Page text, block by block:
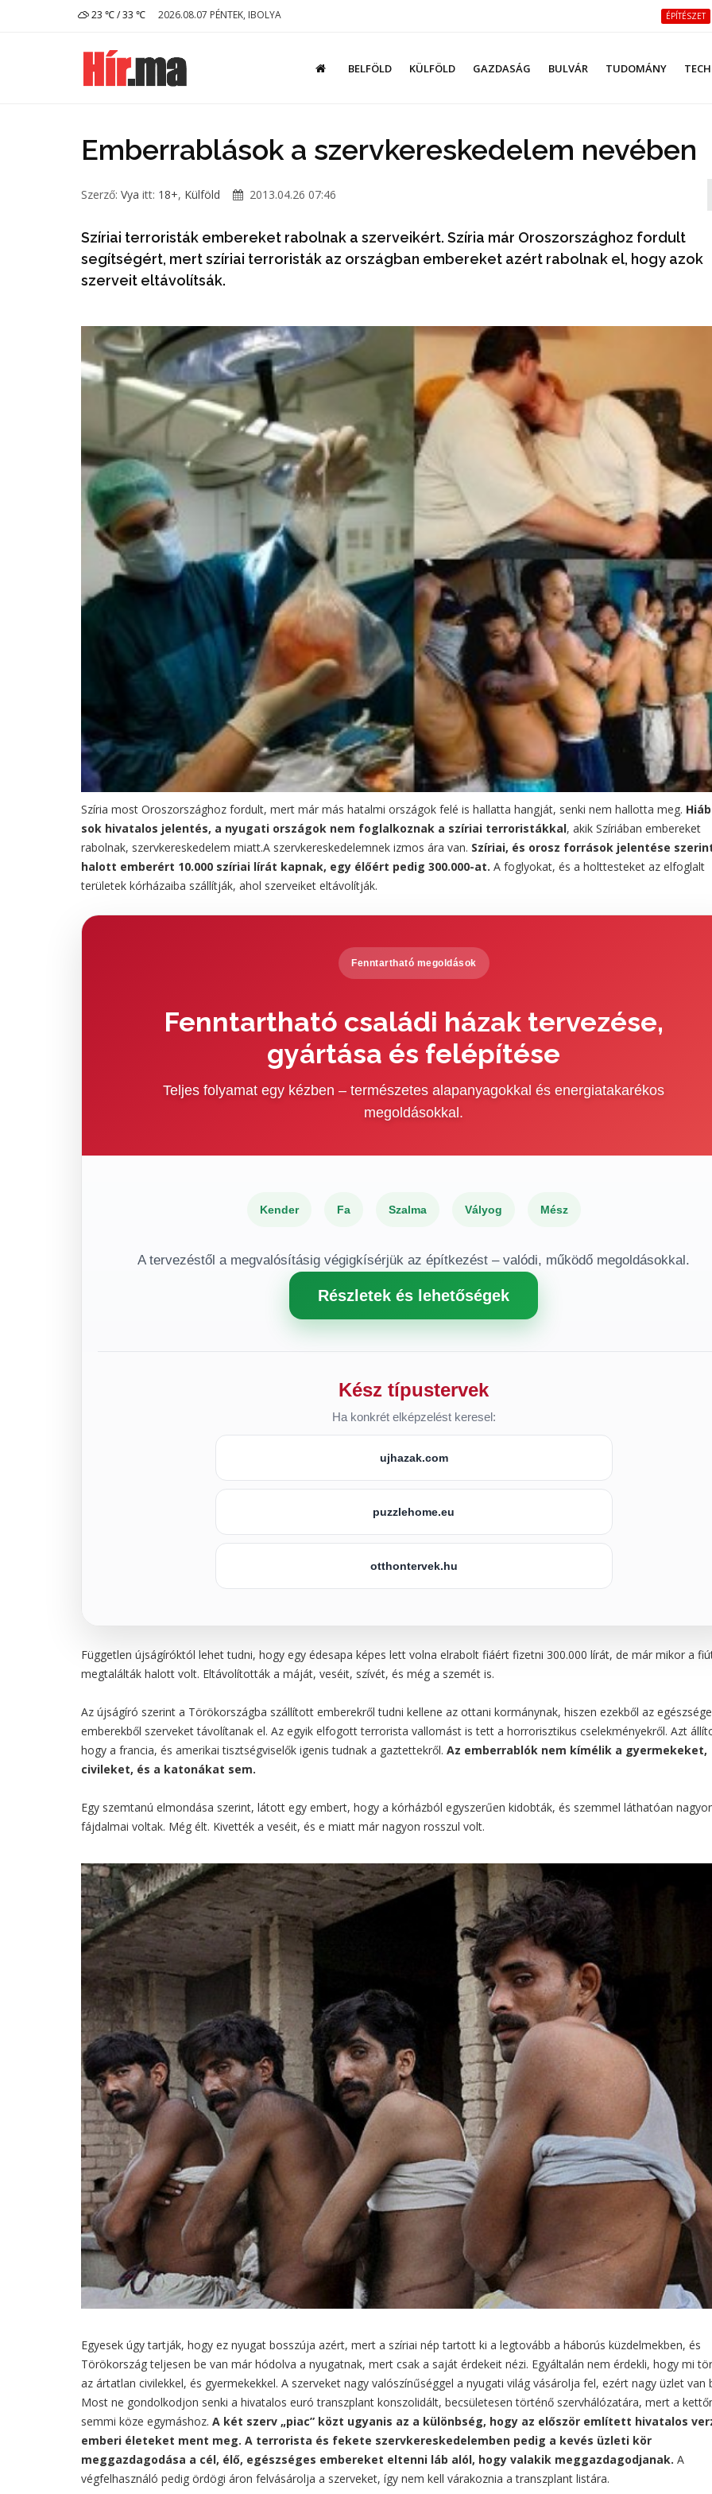
23 ℃ / 33 ℃ 2026.08.07 PÉNTEK, IBOLYA ÉPÍTÉSZET
BELFÖLD KÜLFÖLD GAZDASÁG BULVÁR TUDOMÁNY TECH
Emberrablások a szervkereskedelem nevében
Szerző: Vya itt: 18+, Külföld 2013.04.26 07:46
Szíriai terroristák embereket rabolnak a szerveikért. Szíria már Oroszországhoz fordult
segítségért, mert szíriai terroristák az országban embereket azért rabolnak el, hogy azok
szerveit eltávolítsák.
Szíria most Oroszországhoz fordult, mert már más hatalmi országok felé is hallatta hangját, senki nem hallotta meg.
sok hivatalos jelentés, a nyugati országok nem foglalkoznak a szíriai terroristákkal, akik Szíriában embereket
rabolnak, szervkereskedelem miatt.A szervkereskedelemnek izmos ára van. Szíriai, és orosz források jelentése
halott emberért 10.000 szíriai lírát kapnak, egy élőért pedig 300.000-at. A foglyokat, és a holttesteket az elfoglalt
területek kórházaiba szállítják, ahol szerveiket eltávolítják.
Fenntartható megoldások
Fenntartható családi házak tervezése,
gyártása és felépítése
Teljes folyamat egy kézben – természetes alapanyagokkal és energiatakarékos
megoldásokkal.
Kender Fa Szalma Vályog Mész
A tervezéstől a megvalósításig végigkísérjük az építkezést – valódi, működő megoldásokkal.
Részletek és lehetőségek
Kész típustervek
Ha konkrét elképzelést keresel:
ujhazak.com
puzzlehome.eu
otthontervek.hu
Független újságíróktól lehet tudni, hogy egy édesapa képes lett volna elrabolt fiáért fizetni 300.000 lírát, de már mikor a
megtalálták halott volt. Eltávolították a máját, veséit, szívét, és még a szemét is.
Az újságíró szerint a Törökországba szállított emberekről tudni kellene az ottani kormánynak, hiszen ezekből az
emberekből szerveket távolítanak el. Az egyik elfogott terrorista vallomást is tett a horrorisztikus cselekményekről. Azt
hogy a francia, és amerikai tisztségviselők igenis tudnak a gaztettekről. Az emberrablók nem kímélik a gyermekeket,
civileket, és a katonákat sem.
Egy szemtanú elmondása szerint, látott egy embert, hogy a kórházból egyszerűen kidobták, és szemmel láthatóan
fájdalmai voltak. Még élt. Kivették a veséit, és e miatt már nagyon rosszul volt.
Egyesek úgy tartják, hogy ez nyugat bosszúja azért, mert a szíriai nép tartott ki a legtovább a háborús küzdelmekben, és
Törökország teljesen be van már hódolva a nyugatnak, mert csak a saját érdekeit nézi. Egyáltalán nem érdekli, hogy mi
az ártatlan civilekkel, és gyermekekkel. A szerveket nagy valószínűséggel a nyugati világ vásárolja fel, ezért nagy üzlet van
Most ne gondolkodjon senki a hivatalos euró transzplant konszolidált, becsületesen történő szervhálózatára, mert a
semmi köze egymáshoz. A két szerv „piac” közt ugyanis az a különbség, hogy az először említett hivatalos
emberi életeket ment meg. A terrorista és fekete szervkereskedelemben pedig a kevés üzleti kör
meggazdagodása a cél, élő, egészséges embereket eltenni láb alól, hogy valakik meggazdagodjanak. A
végfelhasználó pedig ördögi áron felvásárolja a szerveket, így nem kell várakoznia a transzplant listára.